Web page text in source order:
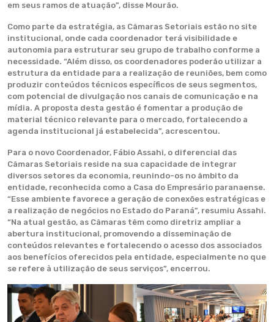
em seus ramos de atuação”, disse Mourão.
Como parte da estratégia, as Câmaras Setoriais estão no site
institucional, onde cada coordenador terá visibilidade e
autonomia para estruturar seu grupo de trabalho conforme a
necessidade. “Além disso, os coordenadores poderão utilizar a
estrutura da entidade para a realização de reuniões, bem como
produzir conteúdos técnicos específicos de seus segmentos,
com potencial de divulgação nos canais de comunicação e na
mídia. A proposta desta gestão é fomentar a produção de
material técnico relevante para o mercado, fortalecendo a
agenda institucional já estabelecida”, acrescentou.
Para o novo Coordenador, Fábio Assahi, o diferencial das
Câmaras Setoriais reside na sua capacidade de integrar
diversos setores da economia, reunindo-os no âmbito da
entidade, reconhecida como a Casa do Empresário paranaense.
“Esse ambiente favorece a geração de conexões estratégicas e
a realização de negócios no Estado do Paraná”, resumiu Assahi.
“Na atual gestão, as Câmaras têm como diretriz ampliar a
abertura institucional, promovendo a disseminação de
conteúdos relevantes e fortalecendo o acesso dos associados
aos benefícios oferecidos pela entidade, especialmente no que
se refere à utilização de seus serviços”, encerrou.